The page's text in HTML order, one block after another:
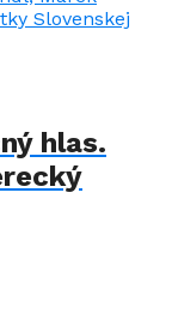
hlas.